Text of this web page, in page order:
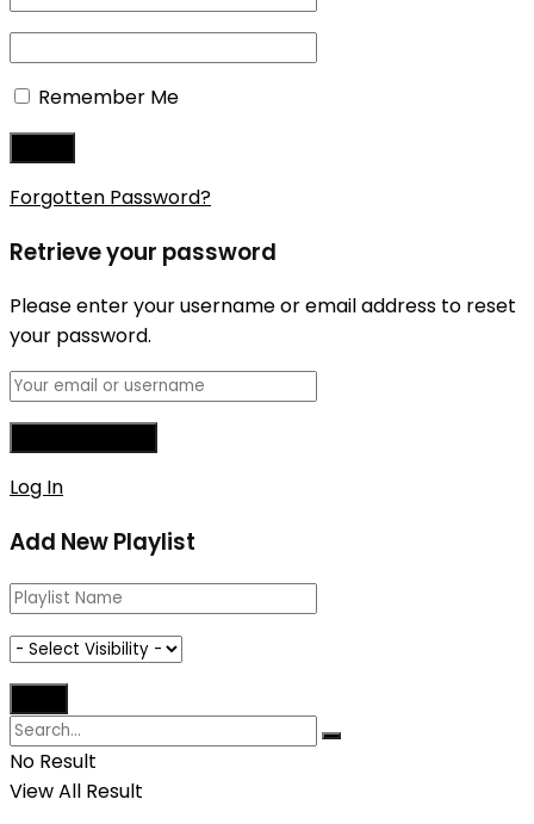
Remember Me
Forgotten Password?
Retrieve your password
Please enter your username or email address to reset
your password.
Log In
Add New Playlist
No Result
View All Result